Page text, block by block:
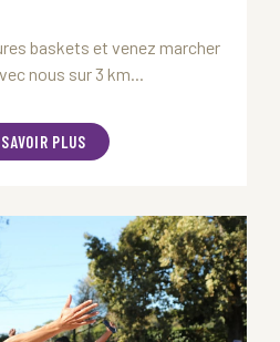
baskets et venez marcher
nous sur 3 km...
PLUS